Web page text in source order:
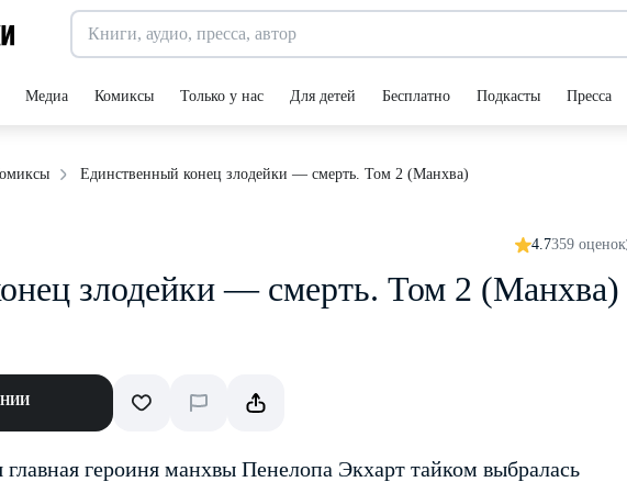
Медиа Комиксы Только у нас Для детей Бесплатно Подкасты Пресса
Единственный конец злодейки — смерть. Том 2 (Манхва)
4.7359 оценок
злодейки — смерть. Том 2 (Манхва)
героиня манхвы Пенелопа Экхарт тайком выбралась